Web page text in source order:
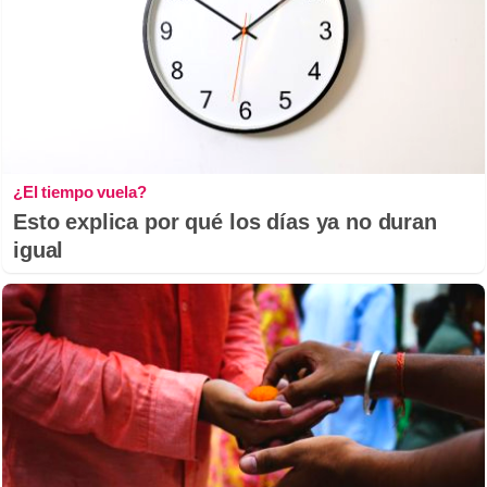
¿El tiempo vuela?
Esto explica por qué los días ya no duran
igual